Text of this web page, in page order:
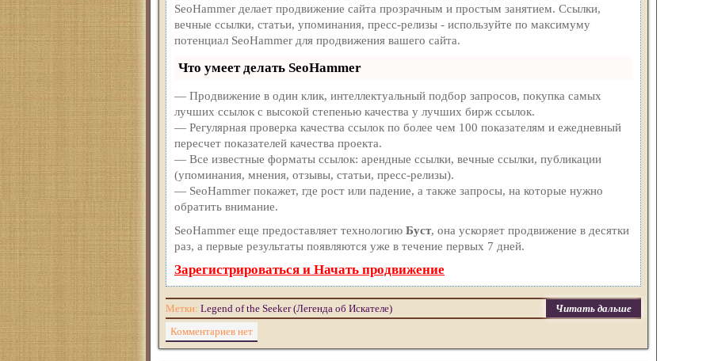
SeoHammer делает продвижение сайта прозрачным и простым занятием. Ссылки,
вечные ссылки, статьи, упоминания, пресс-релизы - используйте по максимуму
потенциал SeoHammer для продвижения вашего сайта.
Что умеет делать SeoHammer
— Продвижение в один клик, интеллектуальный подбор запросов, покупка самых
лучших ссылок с высокой степенью качества у лучших бирж ссылок.
— Регулярная проверка качества ссылок по более чем 100 показателям и ежедневный
пересчет показателей качества проекта.
— Все известные форматы ссылок: арендные ссылки, вечные ссылки, публикации
(упоминания, мнения, отзывы, статьи, пресс-релизы).
— SeoHammer покажет, где рост или падение, а также запросы, на которые нужно
обратить внимание.
SeoHammer еще предоставляет технологию Буст, она ускоряет продвижение в десятки
раз, а первые результаты появляются уже в течение первых 7 дней.
Зарегистрироваться и Начать продвижение
Читать дальше
Метки: Legend of the Seeker (Легенда об Искателе)
Комментариев нет